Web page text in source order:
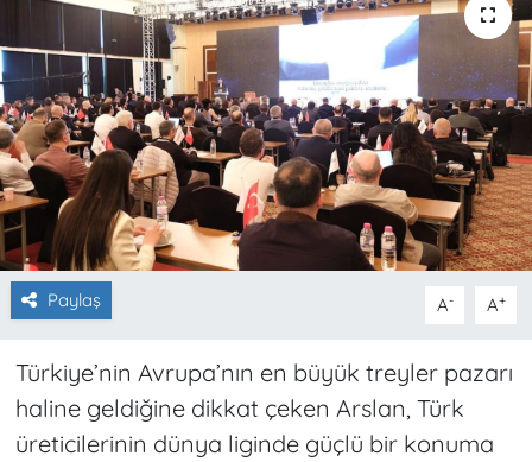
Paylaş A- A+
Türkiye’nin Avrupa’nın en büyük treyler pazarı
haline geldiğine dikkat çeken Arslan, Türk
üreticilerinin dünya liginde güçlü bir konuma